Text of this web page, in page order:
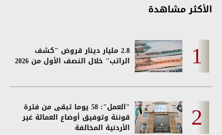
الأكثر مشاهدة
2.8 مليار دينار قروض "كشف
الراتب" خلال النصف الأول من 2026
"العمل": 58 يوما تبقى من فترة
قوننة وتوفيق أوضاع العمالة غير
الأردنية المخالفة